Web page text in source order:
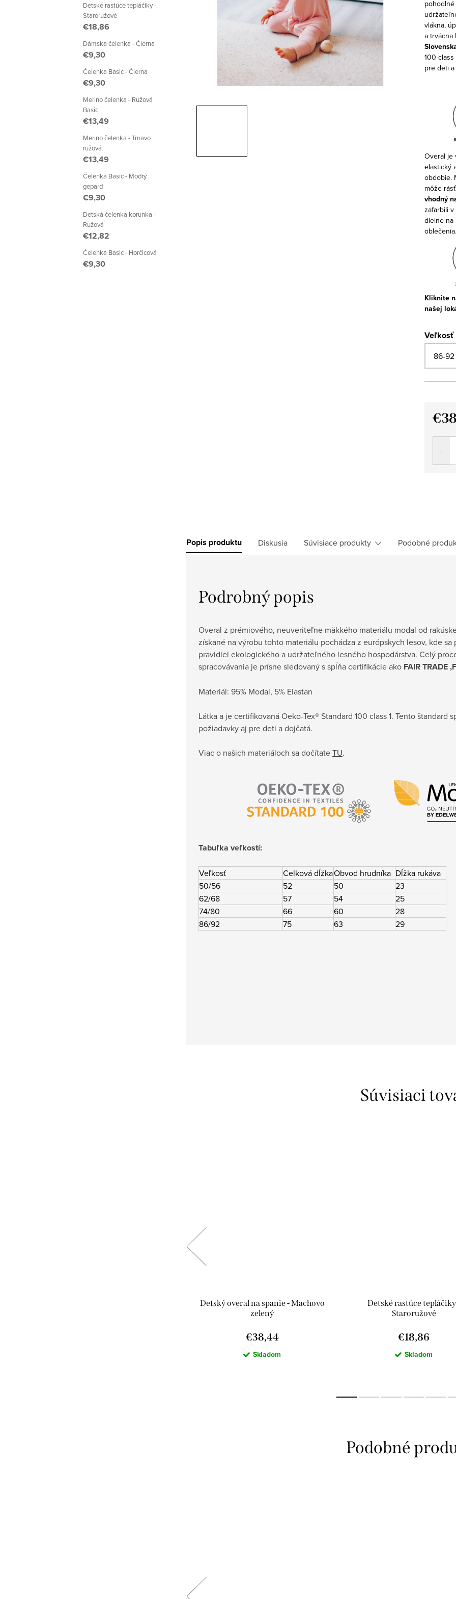
Detské rastúce tepláčiky -
Staroružové
€18,86
Dámska čelenka - Čierna
€9,30
Čelenka Basic - Čierna
€9,30
Merino čelenka - Ružová
Basic
€13,49
Merino čelenka - Tmavo
ružová
€13,49
Čelenka Basic - Modrý
gepard
€9,30
Detská čelenka korunka -
Ružová
€12,82
Čelenka Basic - Horčicová
€9,30
vlákna,
a trvácna
100
pre deti
Overal je
elastický
obdobie.
môže
vhodný
zafarbili
dielne na
oblečenia.
Kliknite
našej
Veľkosť
Popis produktu Diskusia Súvisiace produkty Podobné
Podrobný popis
Overal z prémiového, neuveriteľne mäkkého materiálu modal od
získané na výrobu tohto materiálu pochádza z európskych lesov, kde
pravidiel ekologického a udržateľného lesného hospodárstva. Celý
spracovávania je prísne sledovaný s spĺňa certifikácie ako FAIR TRADE ,
Materiál: 95% Modal, 5% Elastan
Látka a je certifikovaná Oeko-Tex® Standard 100 class 1. Tento štandard
požiadavky aj pre deti a dojčatá.
Viac o našich materiáloch sa dočítateTU.
Tabuľka veľkostí:
Veľkosť Celková dĺžkaObvod hrudníka Dĺžka rukáva
50/56
52 50
23
62/68
57 54
25
74/80
66 60
28
86/92
75 63 29
Súvisiaci
Detský overal na spanie - Machovo
zelený
€38,44
Skladom
Detské rastúce
Staroružové
€18,86
Skladom